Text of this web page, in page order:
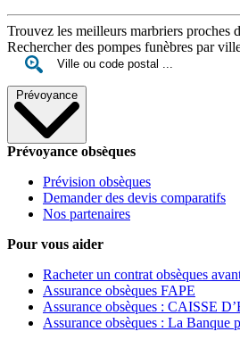
Trouvez les meilleurs marbriers proches
Rechercher des pompes funèbres par
Prévoyance
Prévoyance obsèques
Prévision obsèques
Demander des devis comparatifs
Nos partenaires
Pour vous aider
Racheter un contrat obsèques
Assurance obsèques FAPE
Assurance obsèques : CAISSE
Assurance obsèques : La Banque